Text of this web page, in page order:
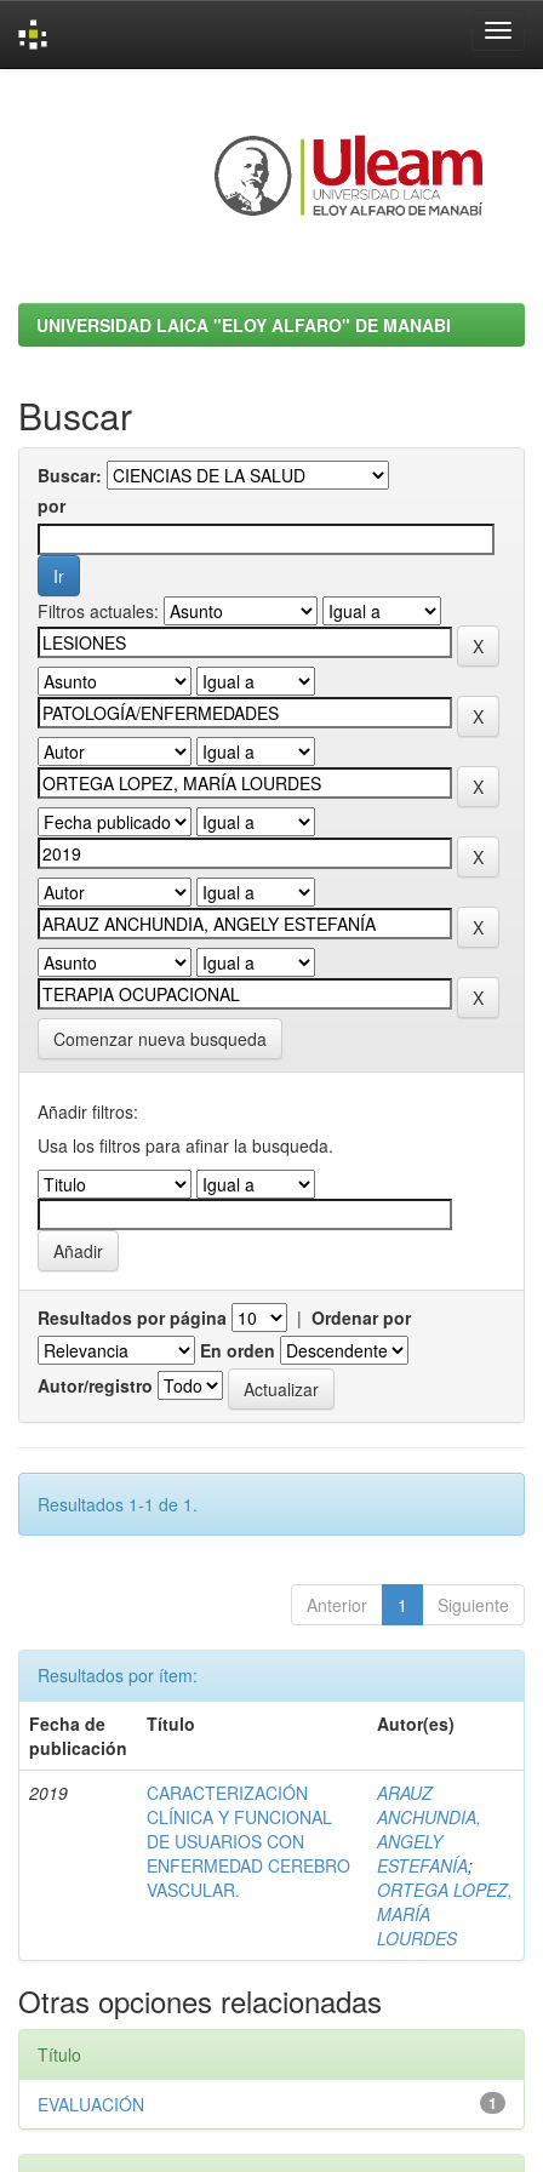
UNIVERSIDAD LAICA "ELOY ALFARO" DE MANABI
Buscar
Buscar:
por
Filtros actuales:
Comenzar nueva busqueda
Añadir filtros:
Usa los filtros para afinar la busqueda.
Resultados por página | Ordenar por
En orden
Autor/registro
Resultados 1-1 de 1.
Anterior 1 Siguiente
Resultados por ítem:
Fecha de
publicación
Título Autor(es)
2019
CARACTERIZACIÓN
CLÍNICA Y FUNCIONAL
DE USUARIOS CON
ENFERMEDAD CEREBRO
VASCULAR.
ARAUZ
ANCHUNDIA,
ANGELY
ESTEFANÍA;
ORTEGA LOPEZ,
MARÍA
LOURDES
Otras opciones relacionadas
Título
1
EVALUACIÓN